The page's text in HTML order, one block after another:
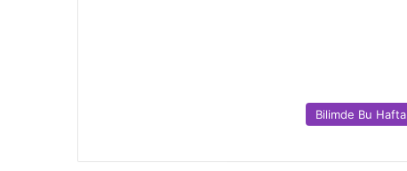
Bilimde Bu Hafta